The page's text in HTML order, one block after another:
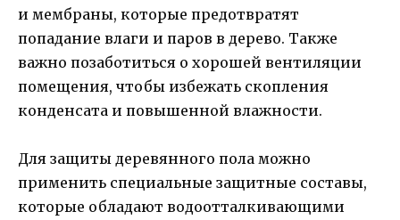
и мембраны, которые предотвратят
попадание влаги и паров в дерево. Также
важно позаботиться о хорошей вентиляции
помещения, чтобы избежать скопления
конденсата и повышенной влажности.
Для защиты деревянного пола можно
применить специальные защитные составы,
которые обладают водоотталкивающими